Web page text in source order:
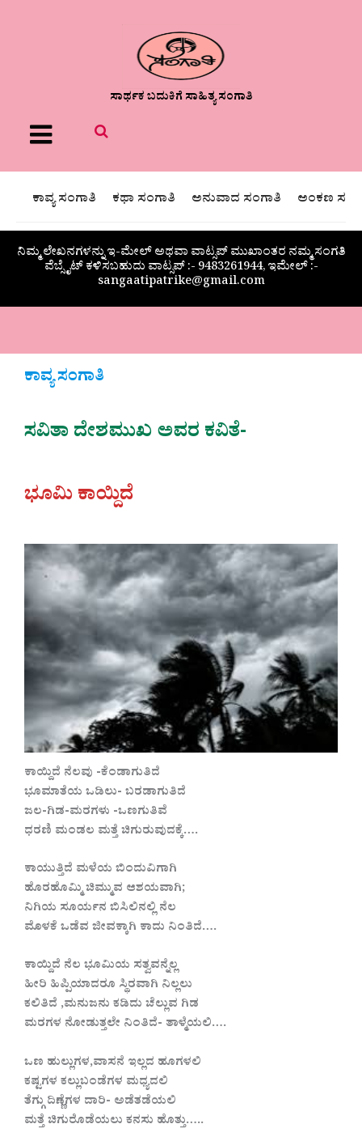
ಸಾರ್ಥಕ ಬದುಕಿಗೆ ಸಾಹಿತ್ಯ ಸಂಗಾತಿ
Menu
ಕಾವ್ಯ ಸಂಗಾತಿ ಕಥಾ ಸಂಗಾತಿ ಅನುವಾದ ಸಂಗಾತಿ ಅಂಕಣ
ನಿಮ್ಮ ಲೇಖನಗಳನ್ನು ಇ-ಮೇಲ್ ಅಥವಾ ವಾಟ್ಸಪ್ ಮುಖಾಂತರ ನಮ್ಮ ಸಂಗತಿ
ವೆಬ್ಸೈಟ್ ಕಳಿಸಬಹುದು ವಾಟ್ಸಪ್‌ :- 9483261944, ಇಮೇಲ್ :-
sangaatipatrike@gmail.com
ಕಾವ್ಯ ಸಂಗಾತಿ
ಸವಿತಾ ದೇಶಮುಖ ಅವರ ಕವಿತೆ-
ಭೂಮಿ ಕಾಯ್ದಿದೆ
ಕಾಯ್ದಿದೆ ನೆಲವು -ಕೆಂಡಾಗುತಿದೆ
ಭೂಮಾತೆಯ ಒಡಿಲು- ಬರಡಾಗುತಿದೆ
ಜಲ-ಗಿಡ-ಮರಗಳು -ಒಣಗುತಿವೆ
ಧರಣಿ ಮಂಡಲ ಮತ್ತೆ ಚಿಗುರುವುದಕ್ಕೆ….
ಕಾಯುತ್ತಿದೆ ಮಳೆಯ ಬಿಂದುವಿಗಾಗಿ
ಹೊರಹೊಮ್ಮಿ ಚಿಮ್ಮುವ ಆಶಯವಾಗಿ;
ನಿಗಿಯ ಸೂರ್ಯನ ಬಿಸಿಲಿನಲ್ಲಿ ನೆಲ
ಮೊಳಕೆ ಒಡೆವ ಜೀವಕ್ಕಾಗಿ ಕಾದು ನಿಂತಿದೆ….
ಕಾಯ್ದಿದೆ ನೆಲ ಭೂಮಿಯ ಸತ್ವವನ್ನೆಲ್ಲ
ಹೀರಿ ಹಿಪ್ಪಿಯಾದರೂ ಸ್ಥಿರವಾಗಿ ನಿಲ್ಲಲು
ಕಲಿತಿದೆ ,ಮನುಜನು ಕಡಿದು ಚೆಲ್ಲುವ ಗಿಡ
ಮರಗಳ ನೋಡುತ್ತಲೇ ನಿಂತಿದೆ- ತಾಳ್ಮೆಯಲಿ….
ಒಣ ಹುಲ್ಲುಗಳ,ವಾಸನೆ ಇಲ್ಲದ ಹೂಗಳಲಿ
ಕಷ್ಟಗಳ ಕಲ್ಲುಬಂಡೆಗಳ ಮಧ್ಯದಲಿ
ತೆಗ್ಗು ದಿಣ್ಣೆಗಳ ದಾರಿ- ಅಡೆತಡೆಯಲಿ
ಮತ್ತೆ ಚಿಗುರೊಡೆಯಲು ಕನಸು ಹೊತ್ತು…..